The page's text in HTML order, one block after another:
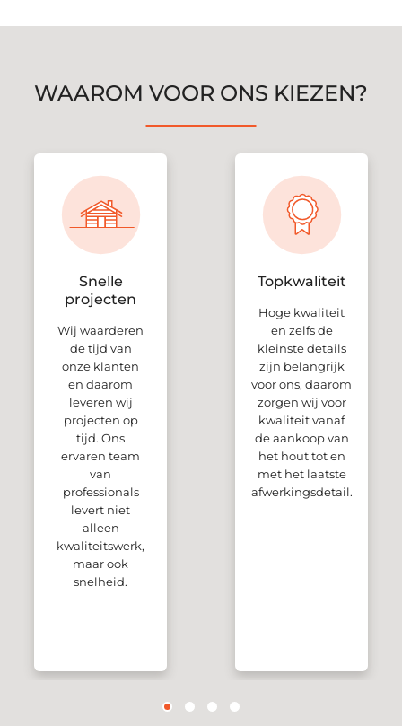
WAAROM VOOR ONS KIEZEN?
Snelle
projecten
Wij waarderen
de tijd van
onze klanten
en daarom
leveren wij
projecten op
tijd. Ons
ervaren team
van
professionals
levert niet
alleen
kwaliteitswerk,
maar ook
snelheid.
Topkwaliteit
Hoge kwaliteit
en zelfs de
kleinste details
zijn belangrijk
voor ons, daarom
zorgen wij voor
kwaliteit vanaf
de aankoop van
het hout tot en
met het laatste
afwerkingsdetail.